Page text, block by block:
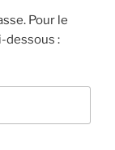
Pour le
dessous :